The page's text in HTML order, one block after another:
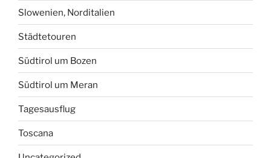
Slowenien, Norditalien
Städtetouren
Südtirol um Bozen
Südtirol um Meran
Tagesausflug
Toscana